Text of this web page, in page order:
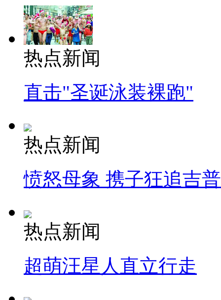
热点新闻
直击"圣诞泳装裸跑"
热点新闻
愤怒母象 携子狂追吉
热点新闻
超萌汪星人直立行走